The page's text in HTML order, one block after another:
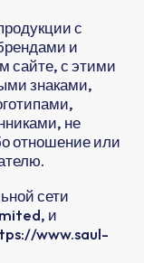
с
и
сайте, с этими
знаками,
не
отношение или
сети
и
www.saul-